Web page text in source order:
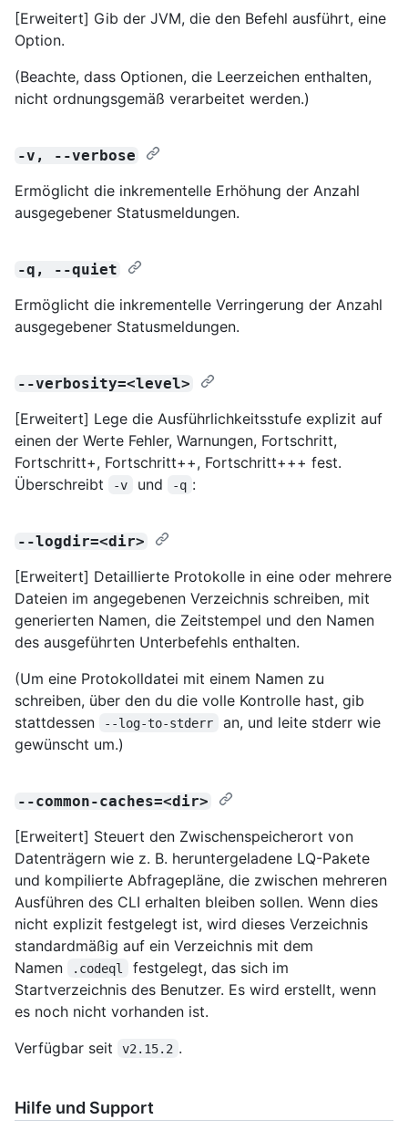
[Erweitert] Gib der JVM, die den Befehl ausführt, eine
Option.
(Beachte, dass Optionen, die Leerzeichen enthalten,
nicht ordnungsgemäß verarbeitet werden.)
-v, --verbose
Ermöglicht die inkrementelle Erhöhung der Anzahl
ausgegebener Statusmeldungen.
-q, --quiet
Ermöglicht die inkrementelle Verringerung der Anzahl
ausgegebener Statusmeldungen.
--verbosity=<level>
[Erweitert] Lege die Ausführlichkeitsstufe explizit auf
einen der Werte Fehler, Warnungen, Fortschritt,
Fortschritt+, Fortschritt++, Fortschritt+++ fest.
Überschreibt
-v und -q :
--logdir=<dir>
[Erweitert] Detaillierte Protokolle in eine oder mehrere
Dateien im angegebenen Verzeichnis schreiben, mit
generierten Namen, die Zeitstempel und den Namen
des ausgeführten Unterbefehls enthalten.
(Um eine Protokolldatei mit einem Namen zu
schreiben, über den du die volle Kontrolle hast, gib
stattdessen
--log-to-stderr
an, und leite stderr wie
gewünscht um.)
--common-caches=<dir>
[Erweitert] Steuert den Zwischenspeicherort von
Datenträgern wie z. B. heruntergeladene LQ-Pakete
und kompilierte Abfragepläne, die zwischen mehreren
Ausführen des CLI erhalten bleiben sollen. Wenn dies
nicht explizit festgelegt ist, wird dieses Verzeichnis
standardmäßig auf ein Verzeichnis mit dem
Namen
.codeql
festgelegt, das sich im
Startverzeichnis des Benutzer. Es wird erstellt, wenn
es noch nicht vorhanden ist.
Verfügbar seit
v2.15.2 .
Hilfe und Support